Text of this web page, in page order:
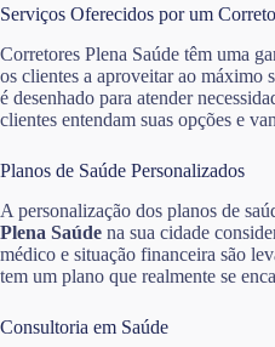
Serviços Oferecidos por um
Corretores Plena Saúde têm uma
os clientes a aproveitar ao máximo
é desenhado para atender
clientes entendam suas opções e
Planos de Saúde Personalizados
A personalização dos planos de
Plena Saúde na sua cidade
médico e situação financeira são
tem um plano que realmente se
Consultoria em Saúde